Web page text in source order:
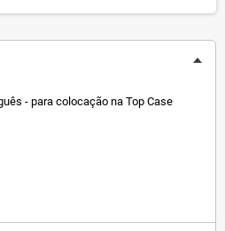
- para colocação na Top Case